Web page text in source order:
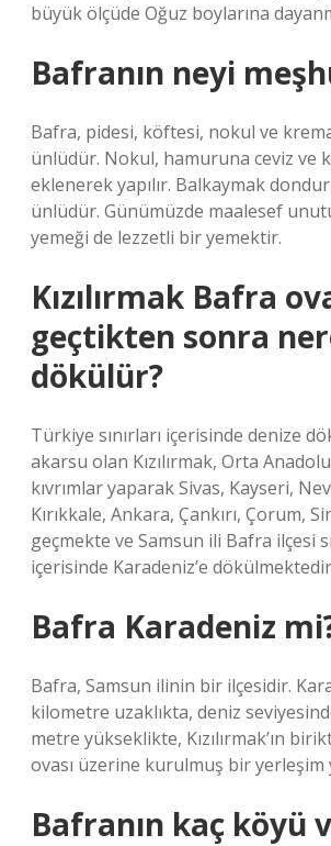
büyük ölçüde Oğuz boylarına
Bafranın neyi
Bafra, pidesi, köftesi, nokul ve
ünlüdür. Nokul, hamuruna ceviz ve
eklenerek yapılır. Balkaymak
ünlüdür. Günümüzde maalesef
yemeği de lezzetli bir yemektir.
Kızılırmak Bafra
geçtikten sonra
dökülür?
Türkiye sınırları içerisinde denize
akarsu olan Kızılırmak, Orta
kıvrımlar yaparak Sivas, Kayseri,
Kırıkkale, Ankara, Çankırı, Çorum,
geçmekte ve Samsun ili Bafra ilçesi
içerisinde Karadeniz’e
Bafra Karadeniz
Bafra, Samsun ilinin bir ilçesidir.
kilometre uzaklıkta, deniz
metre yükseklikte, Kızılırmak’ın
ovası üzerine kurulmuş bir yerleşim
Bafranın kaç köyü